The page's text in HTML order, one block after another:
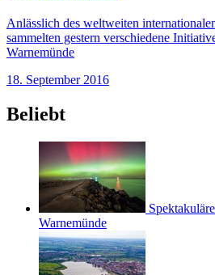
Anlässlich des weltweiten
sammelten gestern verschiedene
Warnemünde
18. September 2016
Beliebt
Warnemünde